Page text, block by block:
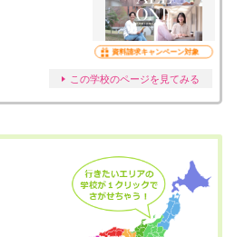
資料請求キャンペーン対象
この学校のページを見てみる